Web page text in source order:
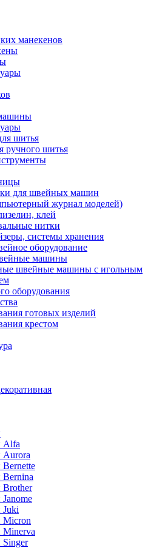
манекенов
шитья
ручного шитья
для швейных машин
журнал моделей)
клей
нитки
системы хранения
оборудование
машины
швейные машины с игольным
оборудования
готовых изделий
крестом